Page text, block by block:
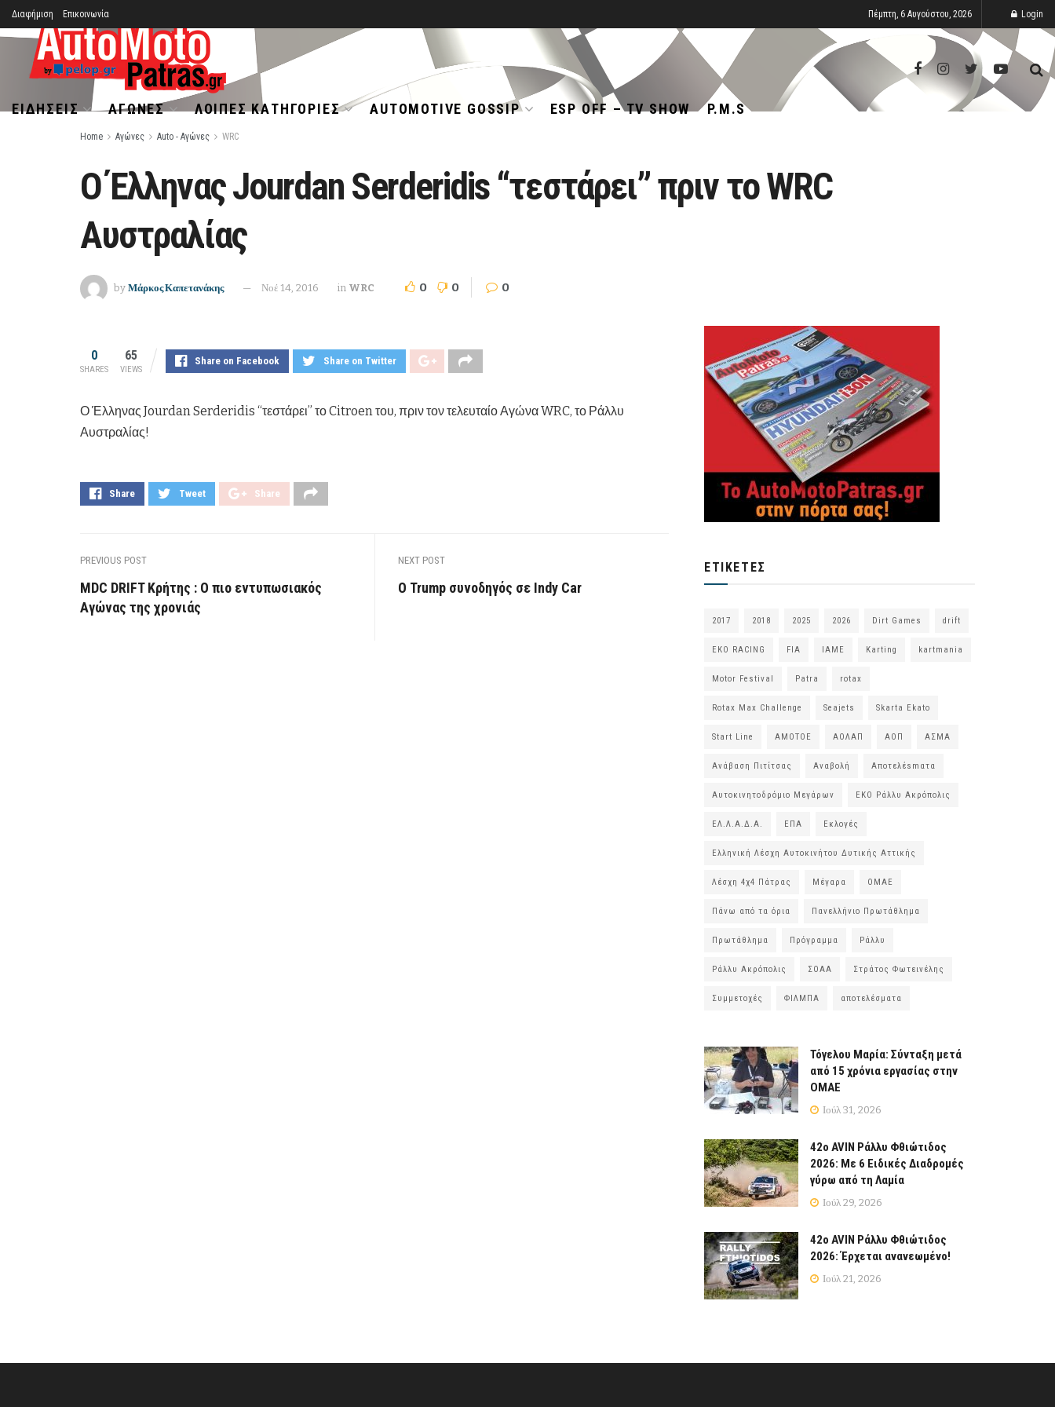
Διαφήμιση Επικοινωνία Πέμπτη, 6 Αυγούστου, 2026 Login
ΕΙΔΉΣΕΙΣ ΑΓΏΝΕΣ ΛΟΙΠΈΣ ΚΑΤΗΓΟΡΊΕΣ AUTOMOTIVE GOSSIP ESP OFF – TV SHOW P.M.S
Home Αγώνες Auto - Αγώνες WRC
Ο Έλληνας Jourdan Serderidis “τεστάρει” πριν το WRC
Αυστραλίας
by Μάρκος Καπετανάκης Νοέ 14, 2016 in WRC 0 0 0
0
SHARES
65
VIEWS
Share on Facebook Share on Twitter
Ο Έλληνας Jourdan Serderidis “τεστάρει” το Citroen του, πριν τον τελευταίο Αγώνα WRC, το Ράλλυ
Αυστραλίας!
Share Tweet Share
PREVIOUS POST
MDC DRIFT Κρήτης : Ο πιο εντυπωσιακός
Αγώνας της χρονιάς
NEXT POST
Ο Trump συνοδηγός σε Indy Car
ΕΤΙΚΈΤΕΣ
2017 2018 2025 2026 Dirt Games drift
EKO RACING FIA IAME Karting kartmania
Motor Festival Patra rotax
Rotax Max Challenge Seajets Skarta Ekato
Start Line ΑΜΟΤΟΕ ΑΟΛΑΠ ΑΟΠ ΑΣΜΑ
Ανάβαση Πιτίτσας Αναβολή Αποτελέsmατα
Αυτοκινητοδρόμιο Μεγάρων ΕΚΟ Ράλλυ Ακρόπολις
ΕΛ.Λ.Α.Δ.Α. ΕΠΑ Εκλογές
Ελληνική Λέσχη Αυτοκινήτου Δυτικής Αττικής
Λέσχη 4χ4 Πάτρας Μέγαρα ΟΜΑΕ
Πάνω από τα όρια Πανελλήνιο Πρωτάθλημα
Πρωτάθλημα Πρόγραμμα Ράλλυ
Ράλλυ Ακρόπολις ΣΟΑΑ Στράτος Φωτεινέλης
Συμμετοχές ΦΙΛΜΠΑ αποτελέσματα
Τόγελου Μαρία: Σύνταξη μετά
από 15 χρόνια εργασίας στην
ΟΜΑΕ
Ιούλ 31, 2026
42ο AVIN Ράλλυ Φθιώτιδος
2026: Με 6 Ειδικές Διαδρομές
γύρω από τη Λαμία
Ιούλ 29, 2026
42ο AVIN Ράλλυ Φθιώτιδος
2026: Έρχεται ανανεωμένο!
Ιούλ 21, 2026